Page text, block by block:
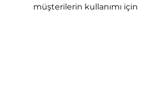
müşterilerin kullanımı için